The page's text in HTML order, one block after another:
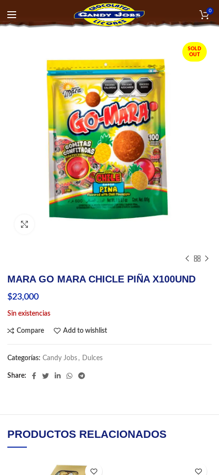
0
SOLD
OUT
MARA GO MARA CHICLE PIÑA X100UND
$23,000
Sin existencias
Compare Add to wishlist
Categorías: Candy Jobs , Dulces
Share
PRODUCTOS RELACIONADOS